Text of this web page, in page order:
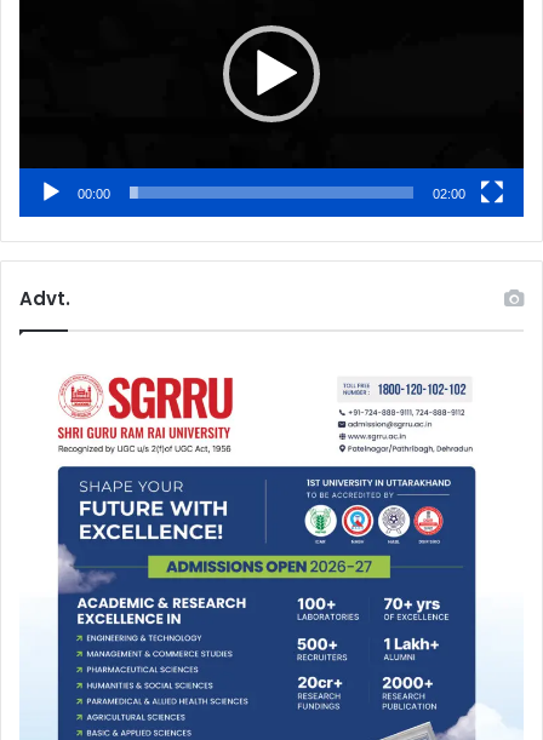
00:00 02:00
Advt.